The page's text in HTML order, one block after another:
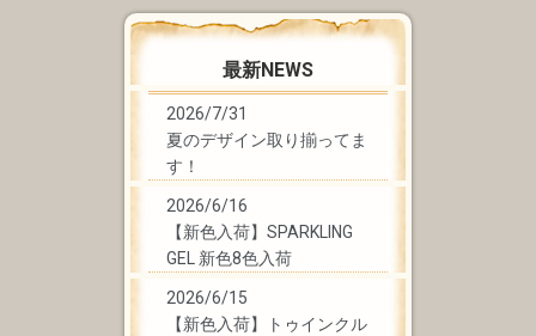
最新NEWS
2026/7/31
夏のデザイン取り揃ってま
す！
2026/6/16
【新色入荷】SPARKLING
GEL 新色8色入荷
2026/6/15
【新色入荷】トゥインクル